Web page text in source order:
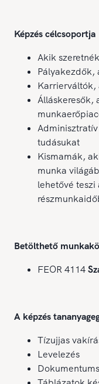
Képzés célcsoportja
Akik
Pályakezdők,
Karrierváltók,
Álláskeresők,
tudásukat
Kismamák,
munka
lehetővé teszi
Betölthető
FEOR 4114
A képzés
Tízujjas
Levelezés